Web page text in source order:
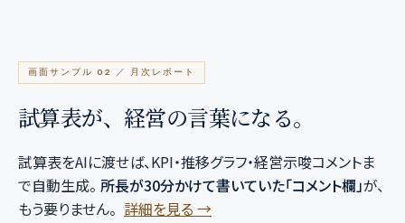
画面サンプル 02 ／ 月次レポート
試算表が、経営の言葉になる。
試算表をAIに渡せば、KPI・推移グラフ・経営示唆コメントま
で自動生成。 所長が30分かけて書いていた「コメント欄」が、
もう要りません。 詳細を見る →